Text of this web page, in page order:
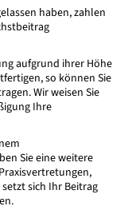
haben, zahlen
aufgrund ihrer Höhe
so können Sie
Wir weisen Sie
Ihre
Sie eine weitere
sich Ihr Beitrag